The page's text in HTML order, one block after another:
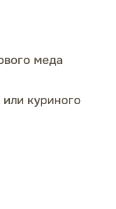
меда
куриного